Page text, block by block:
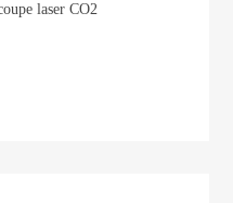
laser CO2